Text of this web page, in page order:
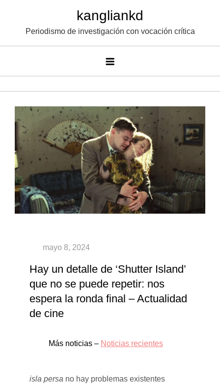
contenido
kangliankd
Periodismo de investigación con vocación crítica
Hay un detalle de ‘Shutter Island’
que no se puede repetir: nos
espera la ronda final – Actualidad
de cine
Más noticias – Noticias recientes
isla persa no hay problemas existentes